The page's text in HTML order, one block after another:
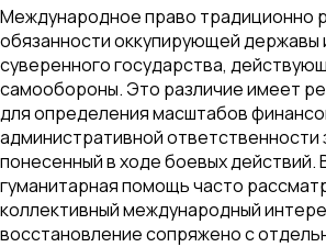
Международное право традиционно
обязанности оккупирующей державы
суверенного государства,
самообороны. Это различие имеет
для определения масштабов
административной ответственности
понесенный в ходе боевых действий.
гуманитарная помощь часто
коллективный международный
восстановление сопряжено с